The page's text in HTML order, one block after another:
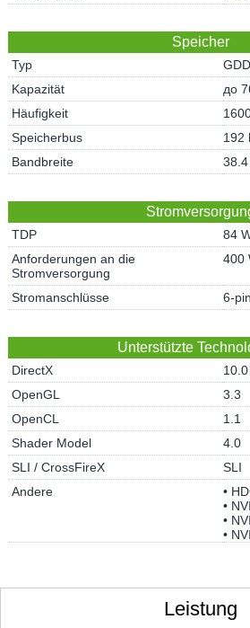
Speicher
Typ
Kapazität
до
Häufigkeit
Speicherbus
192
Bandbreite
TDP
84
Anforderungen an die
Stromversorgung
400
Stromanschlüsse 6-pin
Unterstützte
DirectX
10.0
OpenGL
3.3
OpenCL
1.1
Shader Model
4.0
SLI / CrossFireX
SLI
Andere
•
•
•
•
Leistung